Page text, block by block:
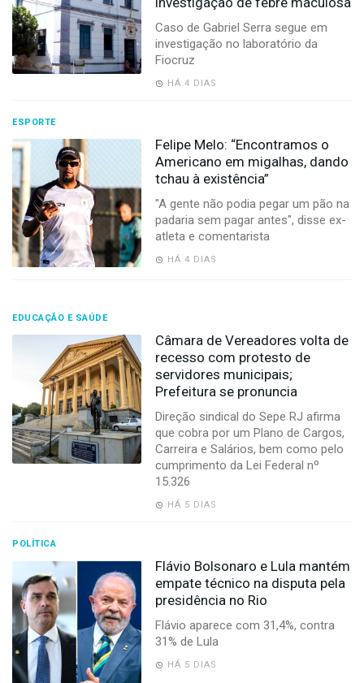
Caso de Gabriel Serra segue em
investigação no laboratório da
Fiocruz
HÁ 4 DIAS
ESPORTE
Felipe Melo: “Encontramos o
Americano em migalhas, dando
tchau à existência”
"A gente não podia pegar um pão na
padaria sem pagar antes", disse ex-
atleta e comentarista
HÁ 4 DIAS
EDUCAÇÃO E SAÚDE
Câmara de Vereadores volta de
recesso com protesto de
servidores municipais;
Prefeitura se pronuncia
Direção sindical do Sepe RJ afirma
que cobra por um Plano de Cargos,
Carreira e Salários, bem como pelo
cumprimento da Lei Federal nº
15.326
HÁ 5 DIAS
POLÍTICA
Flávio Bolsonaro e Lula mantém
empate técnico na disputa pela
presidência no Rio
Flávio aparece com 31,4%, contra
31% de Lula
HÁ 5 DIAS